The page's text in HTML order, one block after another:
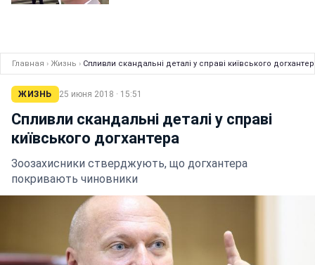
Главная › Жизнь › Спливли скандальні деталі у справі київського
ЖИЗНЬ 25 июня 2018 · 15:51
Спливли скандальні деталі у справі
київського догхантера
Зоозахисники стверджують, що догхантера
покривають чиновники